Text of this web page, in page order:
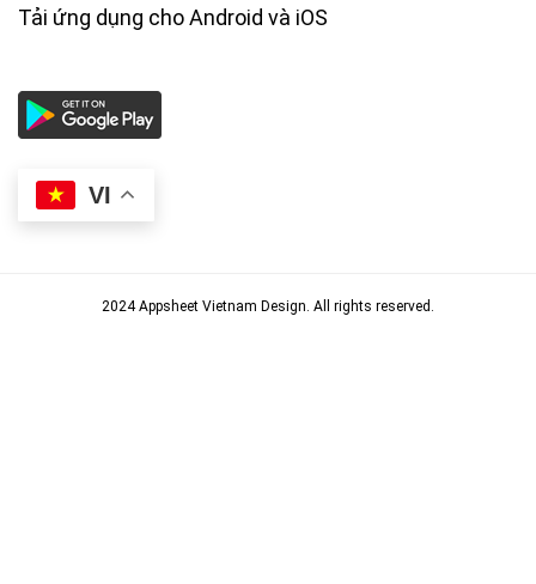
Tải ứng dụng cho Android và iOS
VI
2024 Appsheet Vietnam Design. All rights reserved.